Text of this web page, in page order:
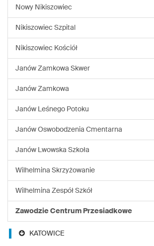
Nowy Nikiszowiec
Nikiszowiec Szpital
Nikiszowiec Kościół
Janów Zamkowa Skwer
Janów Zamkowa
Janów Leśnego Potoku
Janów Oswobodzenia Cmentarna
Janów Lwowska Szkoła
Wilhelmina Skrzyżowanie
Wilhelmina Zespół Szkół
Zawodzie Centrum Przesiadkowe
KATOWICE